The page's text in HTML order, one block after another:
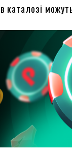
в каталозі